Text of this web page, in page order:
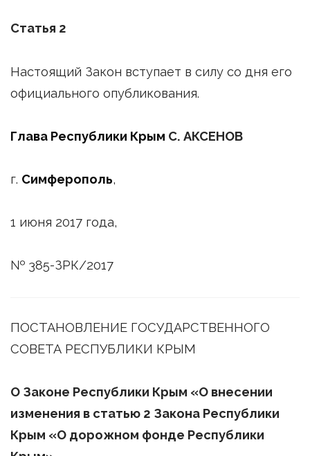
Статья 2
Настоящий Закон вступает в силу со дня его
официального опубликования.
Глава Республики Крым С. АКСЕНОВ
г. Симферополь,
1 июня 2017 года,
№ 385-ЗРК/2017
ПОСТАНОВЛЕНИЕ ГОСУДАРСТВЕННОГО
СОВЕТА РЕСПУБЛИКИ КРЫМ
О Законе Республики Крым «О внесении
изменения в статью 2 Закона Республики
Крым «О дорожном фонде Республики